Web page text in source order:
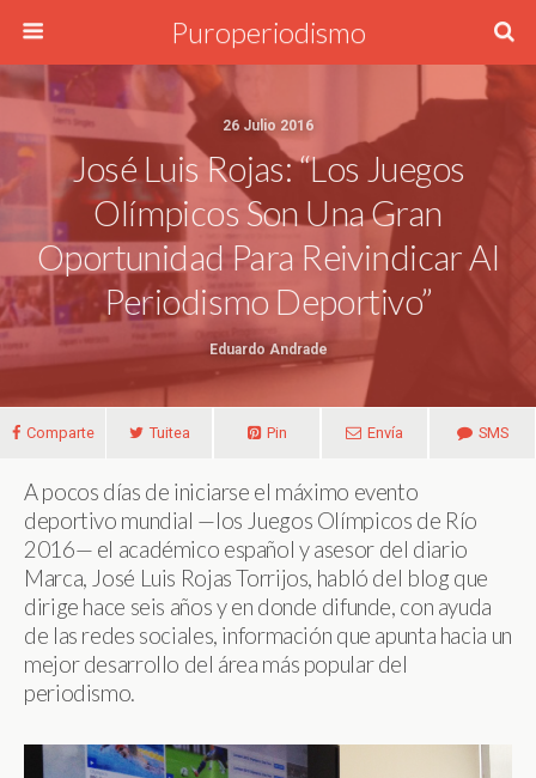
Puroperiodismo
26 Julio 2016
José Luis Rojas: “Los Juegos
Olímpicos Son Una Gran
Oportunidad Para Reivindicar Al
Periodismo Deportivo”
Eduardo Andrade
Comparte Tuitea Pin Envía SMS
A pocos días de iniciarse el máximo evento
deportivo mundial —los Juegos Olímpicos de Río
2016— el académico español y asesor del diario
Marca, José Luis Rojas Torrijos, habló del blog que
dirige hace seis años y en donde difunde, con ayuda
de las redes sociales, información que apunta hacia un
mejor desarrollo del área más popular del
periodismo.